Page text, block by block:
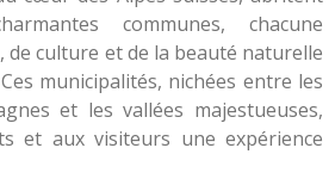
communes, chacune
culture et de la beauté naturelle
municipalités, nichées entre les
et les vallées majestueuses,
et aux visiteurs une expérience